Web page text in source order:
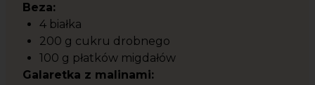
Beza:
4 białka
200 g cukru drobnego
100 g płatków migdałów
Galaretka z malinami: